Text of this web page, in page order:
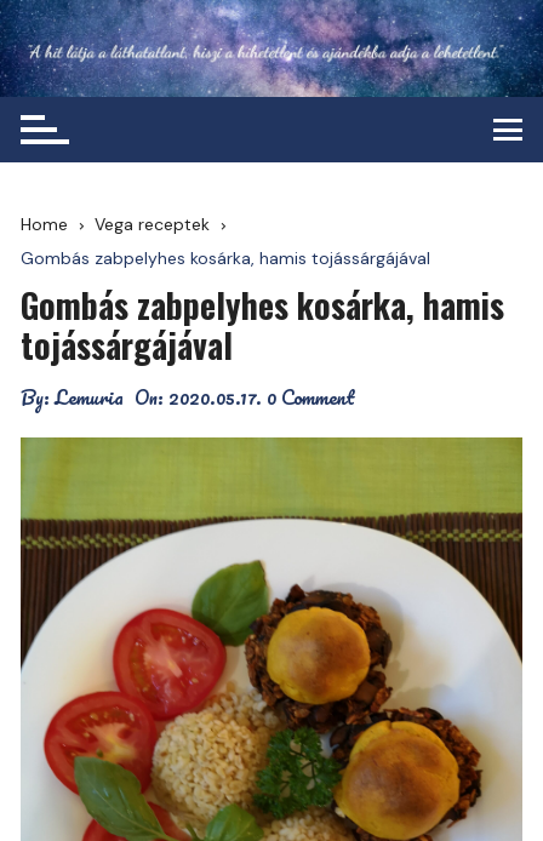
Skip
to
content
Home
Vega receptek
Gombás zabpelyhes kosárka, hamis tojássárgájával
Gombás zabpelyhes kosárka, hamis
tojássárgájával
By:Lemuria On: 2020.05.17. 0 Comment